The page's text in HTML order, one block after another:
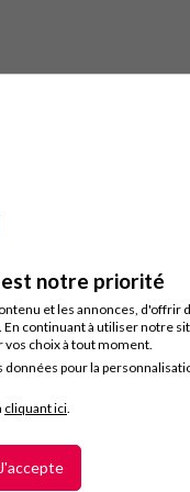
est notre priorité
et les annonces, d'offrir
continuant à utiliser notre
vos choix à tout moment.
pour la
cliquant ici.
J'accepte